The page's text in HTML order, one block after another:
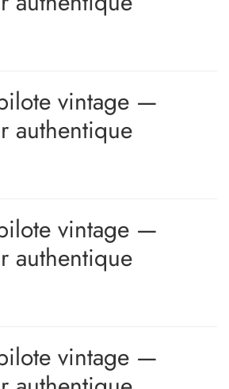
vintage —
authentique
vintage —
authentique
vintage —